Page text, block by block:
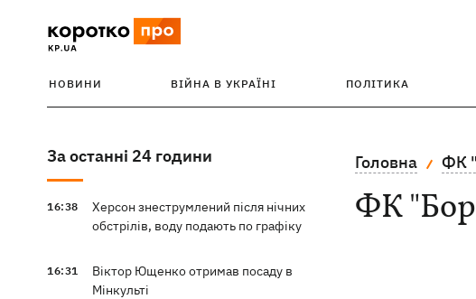
НОВИНИ ВІЙНА В УКРАЇНІ ПОЛІТИКА
За останні 24 години
16:38
Херсон знеструмлений після нічних
обстрілів, воду подають по графіку
16:31
Віктор Ющенко отримав посаду в
Мінкульті
Головна ФК
ФК